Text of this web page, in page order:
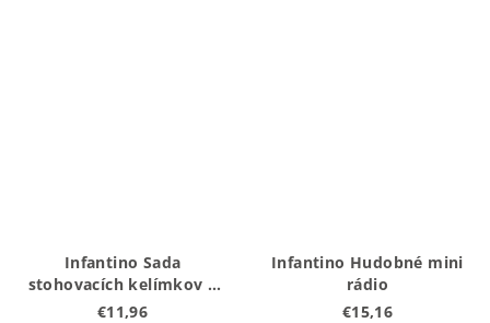
Infantino Sada
stohovacích kelímkov a
loptičiek
€11,96
Infantino Hudobné mini
rádio
€15,16